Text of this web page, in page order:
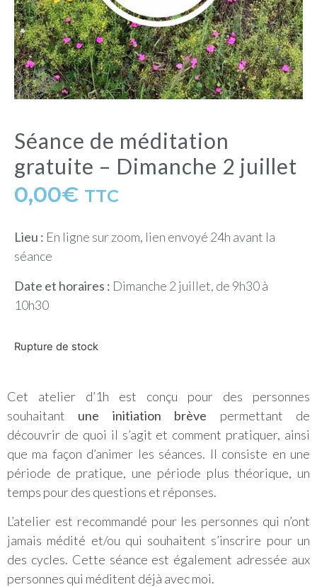
Séance de méditation
gratuite – Dimanche 2 juillet
0,00€ TTC
Lieu : En ligne sur zoom, lien envoyé 24h avant la
séance
Date et horaires : Dimanche 2 juillet, de 9h30 à
10h30
Rupture de stock
Cet atelier d’1h est conçu pour des personnes
souhaitant une initiation brève permettant de
découvrir de quoi il s’agit et comment pratiquer, ainsi
que ma façon d’animer les séances. Il consiste en une
période de pratique, une période plus théorique, un
temps pour des questions et réponses.
L’atelier est recommandé pour les personnes qui n’ont
jamais médité et/ou qui souhaitent s’inscrire pour un
des cycles. Cette séance est également adressée aux
personnes qui méditent déjà avec moi.